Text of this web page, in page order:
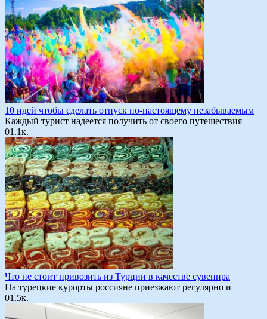
10 идей чтобы сделать отпуск по-настоящему незабываемым
Каждый турист надеется получить от своего путешествия
01.1к.
Что не стоит привозить из Турции в качестве сувенира
На турецкие курорты россияне приезжают регулярно и
01.5к.